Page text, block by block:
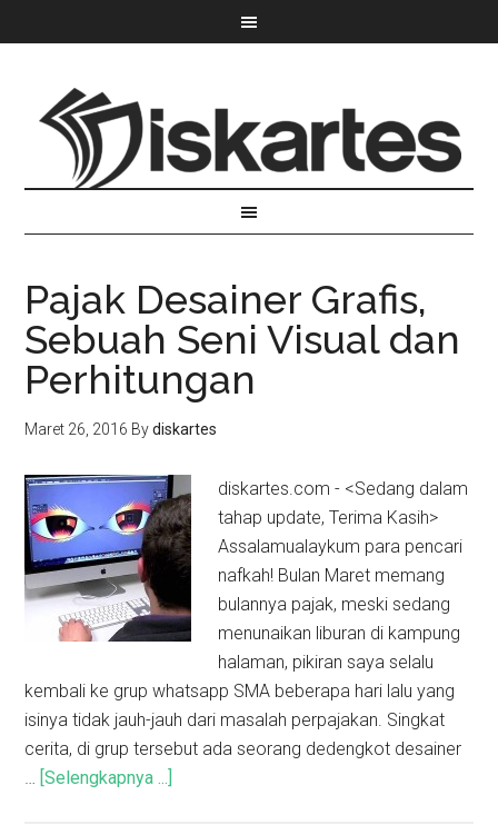
Pajak Desainer Grafis,
Sebuah Seni Visual dan
Perhitungan
Maret 26, 2016 Bydiskartes
diskartes.com - <Sedang dalam
tahap update, Terima Kasih>
Assalamualaykum para pencari
nafkah! Bulan Maret memang
bulannya pajak, meski sedang
menunaikan liburan di kampung
halaman, pikiran saya selalu
kembali ke grup whatsapp SMA beberapa hari lalu yang
isinya tidak jauh-jauh dari masalah perpajakan. Singkat
cerita, di grup tersebut ada seorang dedengkot desainer
… [Selengkapnya ...]